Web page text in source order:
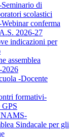
di
scolastici
conferma
2026-27
indicazioni per
assemblea
2026
-Docente
formativi-
GPS
Sindacale per gli